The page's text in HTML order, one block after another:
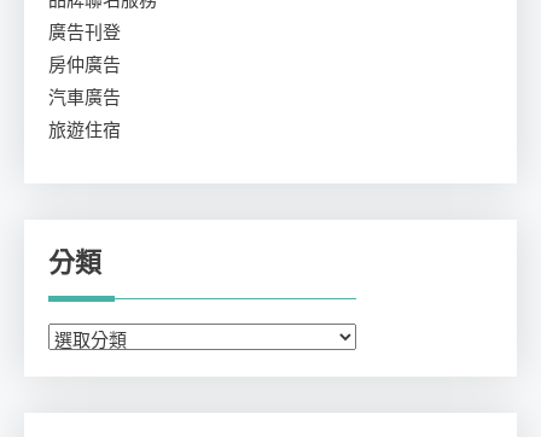
廣告刊登
房仲廣告
汽車廣告
旅遊住宿
分類
分